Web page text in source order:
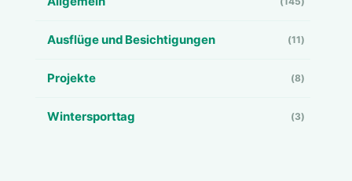
Ausflüge und Besichtigungen (11)
Projekte (8)
Wintersporttag (3)